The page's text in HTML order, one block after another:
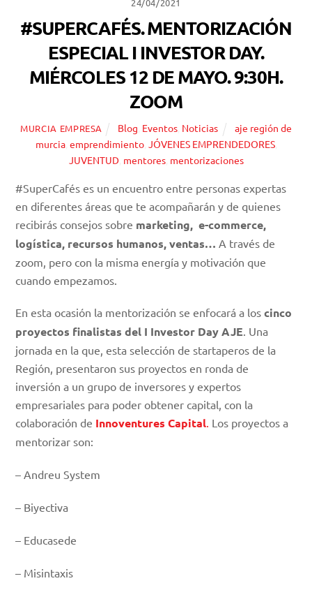
24/04/2021
#SUPERCAFÉS. MENTORIZACIÓN
ESPECIAL I INVESTOR DAY.
MIÉRCOLES 12 DE MAYO. 9:30H.
ZOOM
MURCIA EMPRESA Blog Eventos, Noticias
aje región de
murcia, emprendimiento, JÓVENES EMPRENDEDORES,
JUVENTUD, mentores, mentorizaciones
#SuperCafés es un encuentro entre personas expertas
en diferentes áreas que te acompañarán y de quienes
recibirás consejos sobre marketing, e-commerce,
logística, recursos humanos, ventas… A través de
zoom, pero con la misma energía y motivación que
cuando empezamos.
En esta ocasión la mentorización se enfocará a loscinco
proyectos finalistas del I Investor Day AJE. Una
jornada en la que, esta selección de startaperos de la
Región, presentaron sus proyectos en ronda de
inversión a un grupo de inversores y expertos
empresariales para poder obtener capital, con la
colaboración de Innoventures Capital. Los proyectos a
mentorizar son:
– Andreu System
– Biyectiva
– Educasede
– Misintaxis